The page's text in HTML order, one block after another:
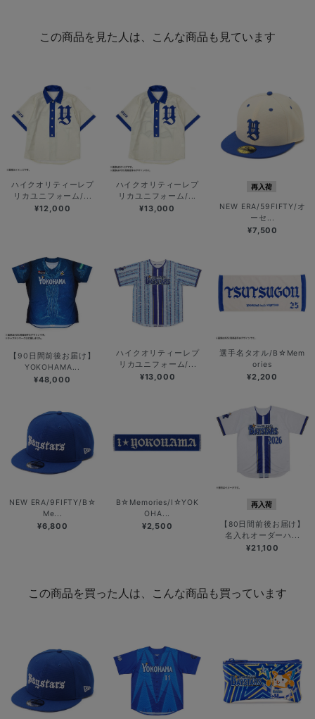
この商品を見た人は、こんな商品も見ています
ハイクオリティーレプ
リカユニフォーム/...
¥12,000
ハイクオリティーレプ
リカユニフォーム/...
¥13,000
再入荷
NEW ERA/59FIFTY/オ
ーセ...
¥7,500
【90日間前後お届け】
YOKOHAMA...
¥48,000
ハイクオリティーレプ
リカユニフォーム/...
¥13,000
選手名タオル/B☆Mem
ories
¥2,200
NEW ERA/9FIFTY/B☆
Me...
¥6,800
B☆Memories/I☆YOK
OHA...
¥2,500
再入荷
【80日間前後お届け】
名入れオーダーハ...
¥21,100
この商品を買った人は、こんな商品も買っています